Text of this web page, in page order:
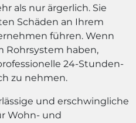
als nur ärgerlich. Sie
Schäden an Ihrem
führen. Wenn
Rohrsystem haben,
24-Stunden-
zu nehmen.
und erschwingliche
Wohn- und